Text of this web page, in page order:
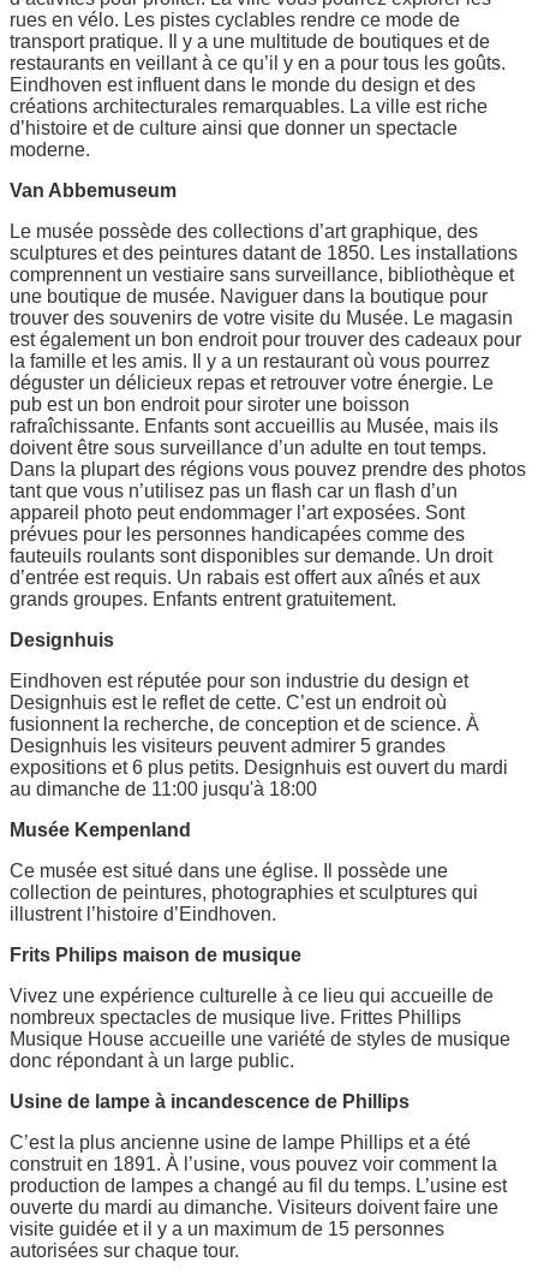
rues en vélo. Les pistes cyclables rendre ce mode de
transport pratique. Il y a une multitude de boutiques et de
restaurants en veillant à ce qu’il y en a pour tous les goûts.
Eindhoven est influent dans le monde du design et des
créations architecturales remarquables. La ville est riche
d’histoire et de culture ainsi que donner un spectacle
moderne.
Van Abbemuseum
Le musée possède des collections d’art graphique, des
sculptures et des peintures datant de 1850. Les installations
comprennent un vestiaire sans surveillance, bibliothèque et
une boutique de musée. Naviguer dans la boutique pour
trouver des souvenirs de votre visite du Musée. Le magasin
est également un bon endroit pour trouver des cadeaux pour
la famille et les amis. Il y a un restaurant où vous pourrez
déguster un délicieux repas et retrouver votre énergie. Le
pub est un bon endroit pour siroter une boisson
rafraîchissante. Enfants sont accueillis au Musée, mais ils
doivent être sous surveillance d’un adulte en tout temps.
Dans la plupart des régions vous pouvez prendre des photos
tant que vous n’utilisez pas un flash car un flash d’un
appareil photo peut endommager l’art exposées. Sont
prévues pour les personnes handicapées comme des
fauteuils roulants sont disponibles sur demande. Un droit
d’entrée est requis. Un rabais est offert aux aînés et aux
grands groupes. Enfants entrent gratuitement.
Designhuis
Eindhoven est réputée pour son industrie du design et
Designhuis est le reflet de cette. C’est un endroit où
fusionnent la recherche, de conception et de science. À
Designhuis les visiteurs peuvent admirer 5 grandes
expositions et 6 plus petits. Designhuis est ouvert du mardi
au dimanche de 11:00 jusqu'à 18:00
Musée Kempenland
Ce musée est situé dans une église. Il possède une
collection de peintures, photographies et sculptures qui
illustrent l’histoire d’Eindhoven.
Frits Philips maison de musique
Vivez une expérience culturelle à ce lieu qui accueille de
nombreux spectacles de musique live. Frittes Phillips
Musique House accueille une variété de styles de musique
donc répondant à un large public.
Usine de lampe à incandescence de Phillips
C’est la plus ancienne usine de lampe Phillips et a été
construit en 1891. À l’usine, vous pouvez voir comment la
production de lampes a changé au fil du temps. L’usine est
ouverte du mardi au dimanche. Visiteurs doivent faire une
visite guidée et il y a un maximum de 15 personnes
autorisées sur chaque tour.